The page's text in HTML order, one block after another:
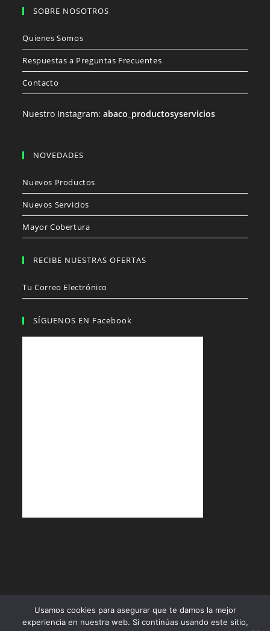
SOBRE NOSOTROS
Quienes Somos
Respuestas a Preguntas Frecuentes
Contacto
Nuestro Instagram:abaco_productosyservicios
NOVEDADES
Nuevos Productos
Nuevos Servicios
Mayor Cobertura
RECIBE NUESTRAS OFERTAS
Tu Correo Electrónico
SÍGUENOS EN Facebook
Política de Cookies Política de Privacidad Términos y Condiciones
Usamos cookies para asegurar que te damos la mejor
experiencia en nuestra web. Si continúas usando este sitio,